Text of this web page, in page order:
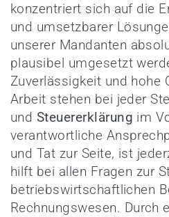
konzentriert sich auf die
und umsetzbarer
unserer Mandanten
plausibel umgesetzt
Zuverlässigkeit und hohe
Arbeit stehen bei jeder
und Steuererklärung im
verantwortliche
und Tat zur Seite, ist
hilft bei allen Fragen zur
betriebswirtschaftlichen
Rechnungswesen. Durch